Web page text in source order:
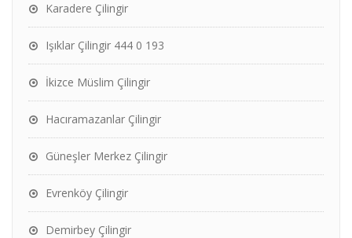
Karadere Çilingir
Işıklar Çilingir 444 0 193
İkizce Müslim Çilingir
Hacıramazanlar Çilingir
Güneşler Merkez Çilingir
Evrenköy Çilingir
Demirbey Çilingir